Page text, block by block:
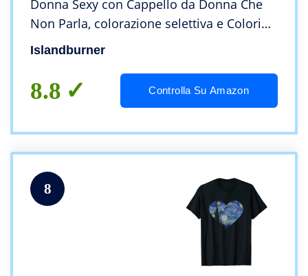
Donna Sexy con Cappello da Donna Che
Non Parla, colorazione selettiva e Colori
dominanti, Primo Piano BDSM Black White
Islandburner
8.8 Controlla Su Amazon
8